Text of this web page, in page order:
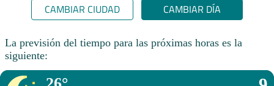
CAMBIAR CIUDAD CAMBIAR DÍA
La previsión del tiempo para las próximas horas es la
siguiente: